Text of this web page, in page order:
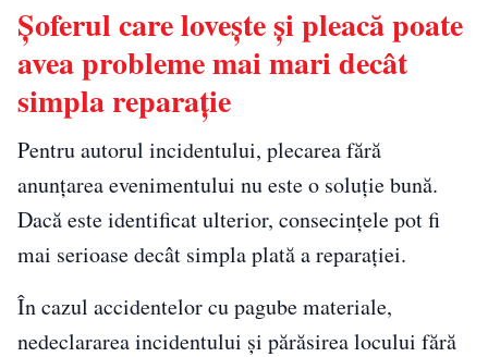
Șoferul care lovește și pleacă poate
avea probleme mai mari decât
simpla reparație
Pentru autorul incidentului, plecarea fără
anunțarea evenimentului nu este o soluție bună.
Dacă este identificat ulterior, consecințele pot fi
mai serioase decât simpla plată a reparației.
În cazul accidentelor cu pagube materiale,
nedeclararea incidentului și părăsirea locului fără